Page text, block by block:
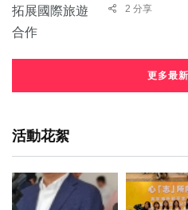
2 分享
更多最
活動花絮